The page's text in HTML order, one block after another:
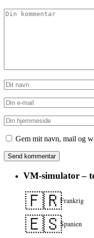
Gem mit navn, mail og
VM-simulator –
🇫🇷Frankrig
🇪🇸Spanien